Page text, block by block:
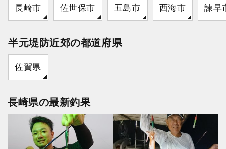
長崎市 佐世保市 五島市 西海市 諫早
半元堤防近郊の都道府県
佐賀県
長崎県の最新釣果